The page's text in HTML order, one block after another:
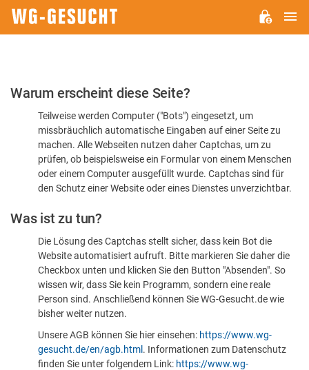
Bitte
dass
sind
Warum erscheint diese Seite?
Teilweise werden Computer ("Bots") eingesetzt, um
missbräuchlich automatische Eingaben auf einer Seite zu
machen. Alle Webseiten nutzen daher Captchas, um zu
prüfen, ob beispielsweise ein Formular von einem Menschen
oder einem Computer ausgefüllt wurde. Captchas sind für
den Schutz einer Website oder eines Dienstes unverzichtbar.
Was ist zu tun?
Die Lösung des Captchas stellt sicher, dass kein Bot die
Website automatisiert aufruft. Bitte markieren Sie daher die
Checkbox unten und klicken Sie den Button "Absenden". So
wissen wir, dass Sie kein Programm, sondern eine reale
Person sind. Anschließend können Sie WG-Gesucht.de wie
bisher weiter nutzen.
Unsere AGB können Sie hier einsehen: https://www.wg-
gesucht.de/en/agb.html . Informationen zum Datenschutz
finden Sie unter folgendem Link: https://www.wg-